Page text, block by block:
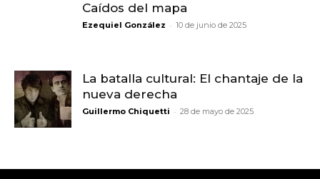
Caídos del mapa
Ezequiel González - 10 de junio de 2025
La batalla cultural: El chantaje de la
nueva derecha
Guillermo Chiquetti - 28 de mayo de 2025